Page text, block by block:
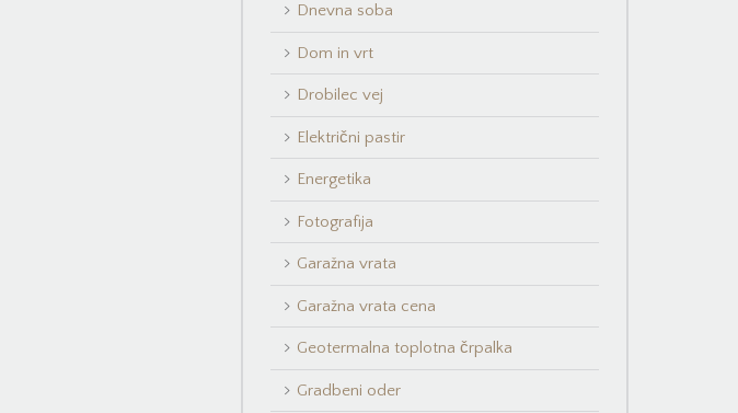
Dnevna soba
Dom in vrt
Drobilec vej
Električni pastir
Energetika
Fotografija
Garažna vrata
Garažna vrata cena
Geotermalna toplotna črpalka
Gradbeni oder